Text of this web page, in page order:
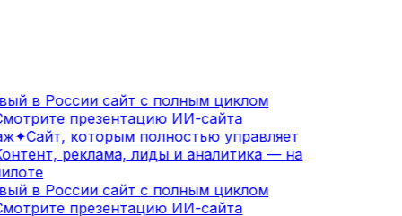
в России сайт с полным циклом
презентацию ИИ-сайта
✦Сайт, которым полностью управляет
реклама, лиды и аналитика — на
в России сайт с полным циклом
презентацию ИИ-сайта